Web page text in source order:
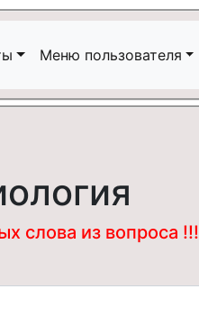
Меню пользователя
слова из вопроса !!!